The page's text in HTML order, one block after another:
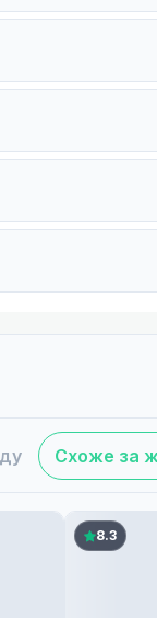
Схоже за
8.3